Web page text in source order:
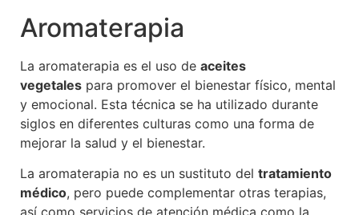
Aromaterapia
La aromaterapia es el uso de aceites
vegetales para promover el bienestar físico, mental
y emocional. Esta técnica se ha utilizado durante
siglos en diferentes culturas como una forma de
mejorar la salud y el bienestar.
La aromaterapia no es un sustituto del tratamiento
médico, pero puede complementar otras terapias,